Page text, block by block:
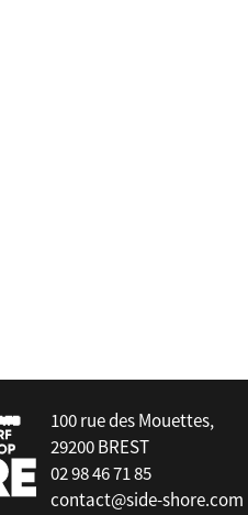
100 rue des Mouettes,
29200 BREST
02 98 46 71 85
contact@side-shore.com